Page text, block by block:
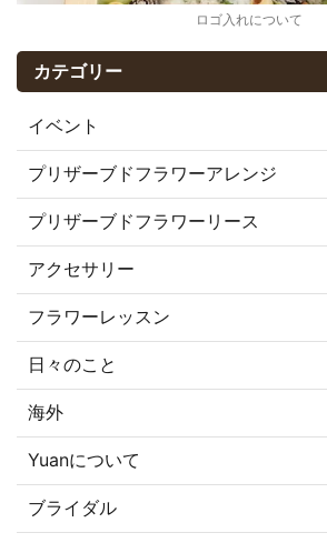
ロゴ入れについて
カテゴリー
イベント
プリザーブドフラワーアレンジ
プリザーブドフラワーリース
アクセサリー
フラワーレッスン
日々のこと
海外
Yuanについて
ブライダル